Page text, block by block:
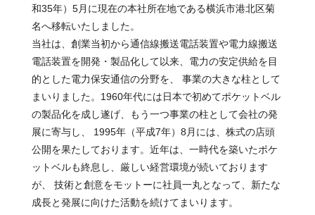
和35年）5月に現在の本社所在地である横浜市港北区菊
名へ移転いたしました。
当社は、創業当初から通信線搬送電話装置や電力線搬送
電話装置を開発・製品化して以来、電力の安定供給を目
的とした電力保安通信の分野を、 事業の大きな柱として
まいりました。1960年代には日本で初めてポケットベル
の製品化を成し遂げ、もう一つ事業の柱として会社の発
展に寄与し、 1995年（平成7年）8月には、株式の店頭
公開を果たしております。近年は、一時代を築いたポケ
ットベルも終息し、厳しい経営環境が続いております
が、 技術と創意をモットーに社員一丸となって、新たな
成長と発展に向けた活動を続けてまいります。